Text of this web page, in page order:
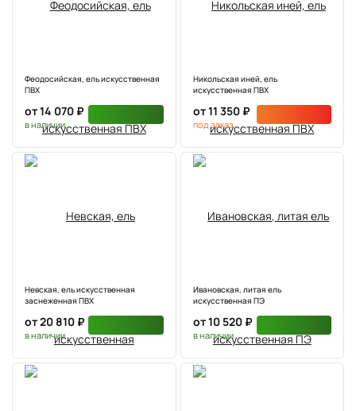
Феодосийская, ель искусственная
ПВХ
от 14 070 ₽
в наличии
Никольская иней, ель
искусственная ПВХ
от 11 350 ₽
под заказ
Невская, ель искусственная
заснеженная ПВХ
от 20 810 ₽
в наличии
Ивановская, литая ель
искусственная ПЭ
от 10 520 ₽
в наличии